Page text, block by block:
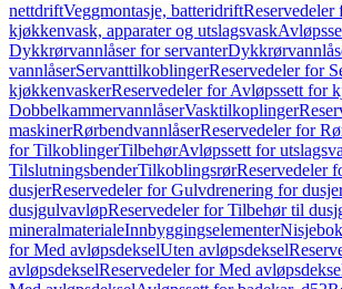
nettdriftVeggmontasje, batteridriftReservedeler
kjøkkenvask, apparater og utslagsvask
Dykkrørvannlåser for servanter
vannlåserServanttilkoblingerReservedeler for
kjøkkenvaskerReservedeler for Avløpssett for
DobbelkammervannlåserVasktilkoplinger
maskinerRørbendvannlåserReservedeler for
for TilkoblingerTilbehørAvløpssett for
TilslutningsbenderTilkoblingsrørReservedeler
dusjerReservedeler for Gulvdrenering for
dusjgulvavløpReservedeler for Tilbehør til
mineralmaterialeInnbyggingselementer
for Med avløpsdekselUten avløpsdeksel
avløpsdekselReservedeler for Med